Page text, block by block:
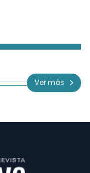
Ver más